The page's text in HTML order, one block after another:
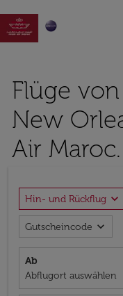

Flüge
New
Air Maroc.
Hin- und Rückflug expand_more
Gutscheincode expand_more
Ab
Abflugort auswählen